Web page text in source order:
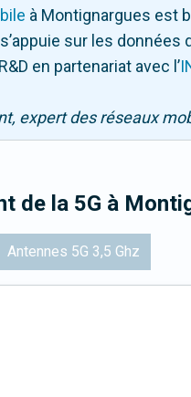
à Montignargues est
sur les
en partenariat avec l ’
expert des réseaux
de la 5G à
Antennes 5G 3,5 Ghz